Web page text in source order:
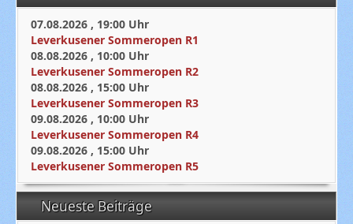
07.08.2026 , 19:00 Uhr
Leverkusener Sommeropen R1
08.08.2026 , 10:00 Uhr
Leverkusener Sommeropen R2
08.08.2026 , 15:00 Uhr
Leverkusener Sommeropen R3
09.08.2026 , 10:00 Uhr
Leverkusener Sommeropen R4
09.08.2026 , 15:00 Uhr
Leverkusener Sommeropen R5
Neueste Beiträge